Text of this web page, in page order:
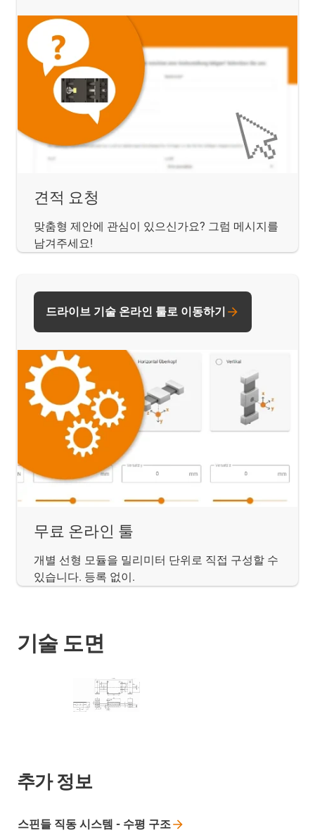
견적 요청
맞춤형 제안에 관심이 있으신가요? 그럼 메시지를
남겨주세요!
무료 온라인 툴
개별 선형 모듈을 밀리미터 단위로 직접 구성할 수
있습니다. 등록 없이.
드라이브 기술 온라인 툴로 이동하기
기술 도면
추가 정보
스핀들 직동 시스템 - 수평 구조